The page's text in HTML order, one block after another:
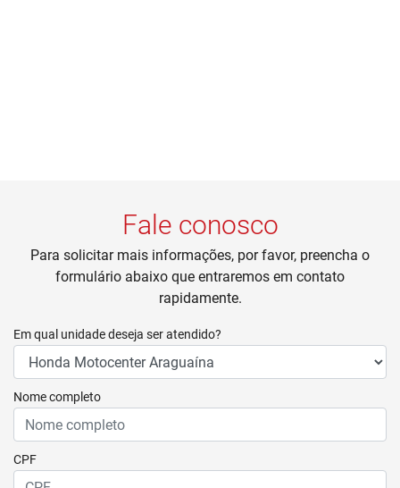
Fale conosco
Para solicitar mais informações, por favor, preencha o
formulário abaixo que entraremos em contato
rapidamente.
Em qual unidade deseja ser atendido?
Nome completo
CPF